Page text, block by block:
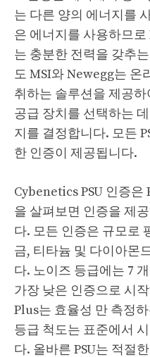
는 다른 양의 에너지를
은 에너지를 사용하므
는 충분한 전력을 갖추
도 MSI와 Newegg는 온
취하는 솔루션을 제공하
공급 장치를 선택하는
지를 결정합니다. 모든
한 인증이 제공됩니다.
Cybenetics PSU 인증은
을 살펴보면 인증을 제
다. 모든 인증은 규모로
금, 티타늄 및 다이아몬
다. 노이즈 등급에는 7
가장 낮은 인증으로 시
Plus는 효율성 만 측정
등급 척도는 표준에서
다. 올바른 PSU는 적절